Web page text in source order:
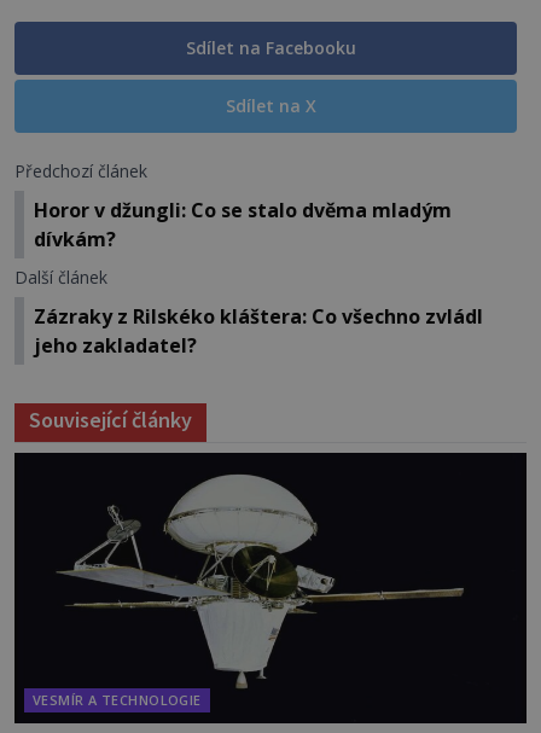
Sdílet na Facebooku
Sdílet na X
Předchozí článek
Horor v džungli: Co se stalo dvěma mladým
dívkám?
Další článek
Zázraky z Rilskéko kláštera: Co všechno zvládl
jeho zakladatel?
Související články
VESMÍR A TECHNOLOGIE